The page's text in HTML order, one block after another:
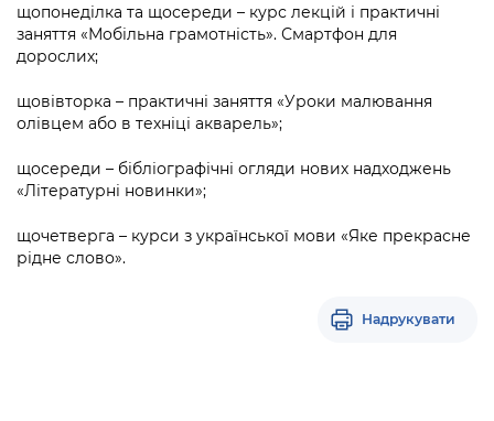
щопонеділка та щосереди – курс лекцій і практичні
заняття «Мобільна грамотність». Смартфон для
дорослих;
щовівторка – практичні заняття «Уроки малювання
олівцем або в техніці акварель»;
щосереди – бібліографічні огляди нових надходжень
«Літературні новинки»;
щочетверга – курси з української мови «Яке прекрасне
рідне слово».
Надрукувати